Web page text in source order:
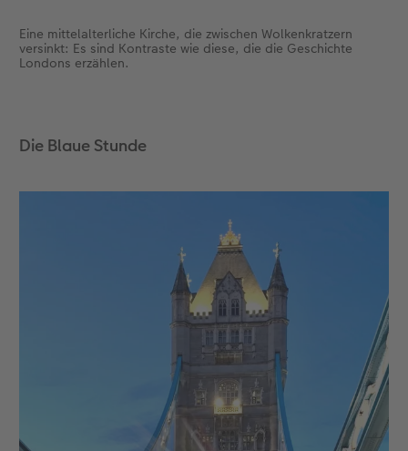
Eine mittelalterliche Kirche, die zwischen Wolkenkratzern
versinkt: Es sind Kontraste wie diese, die die Geschichte
Londons erzählen.
Die Blaue Stunde